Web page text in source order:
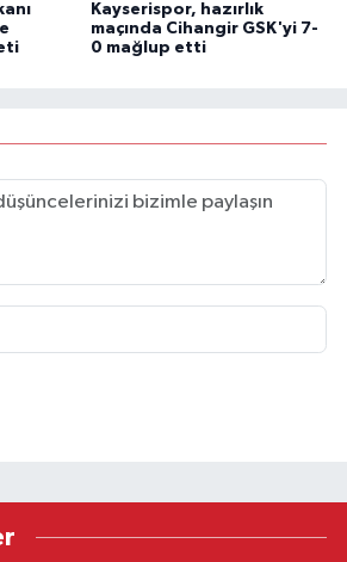
Kayserispor, hazırlık
maçında Cihangir GSK'yi 7-
0 mağlup etti